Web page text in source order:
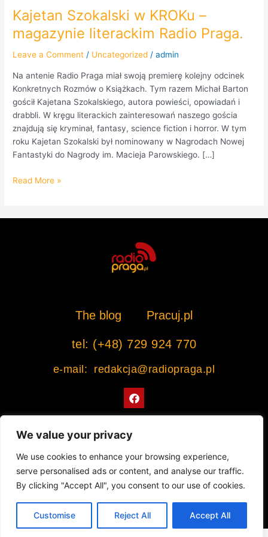
We value your privacy
We use cookies to enhance your browsing experience,
serve personalised ads or content, and analyse our traffic.
By clicking "Accept All", you consent to our use of cookies.
Customise Reject All Accept All
Kajetan Szokalski w KROKu –
magazynie literackim Radio Praga.
Leave a Comment / Uncategorized /admin
Na antenie Radio Praga miał swoją premierę kolejny odcinek
Konkretnych Rozmów o Książkach. Tym razem Michał Barton
gościł Kajetana Szokalskiego, autora powieści, opowiadań i
drabbli. W kręgu literackich zainteresowań naszego gościa
znajdują się kryminał, fantasy, science fiction i horror. W tym
roku Kajetan Szokalski był nominowany w Nagrodach Nowej
Fantastyki do Nagrody im. Macieja Parowskiego. […]
Read More »
The blog Pracuj.pl
tel: (+48) 729 924 770
e-mail: redakcja@radiopraga.pl
F
a
c
o
k
Współpracujemy z Muzeum Warszawskiej Pragi
© 2022 All rights Reserved. Radiopraga.pl
Projekt strony internetowej: tomasz-kaminski.pl